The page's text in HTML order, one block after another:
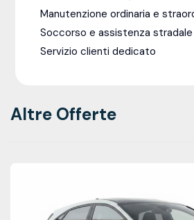
Manutenzione ordinaria e
Soccorso e assistenza stradale
Servizio clienti dedicato
Altre Offerte